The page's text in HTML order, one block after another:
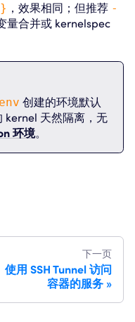
，效果相同；但推荐 -
量合并或 kernelspec
创建的环境默认
kernel 天然隔离，无
环境。
下一页
使用 SSH Tunnel 访问
容器的服务